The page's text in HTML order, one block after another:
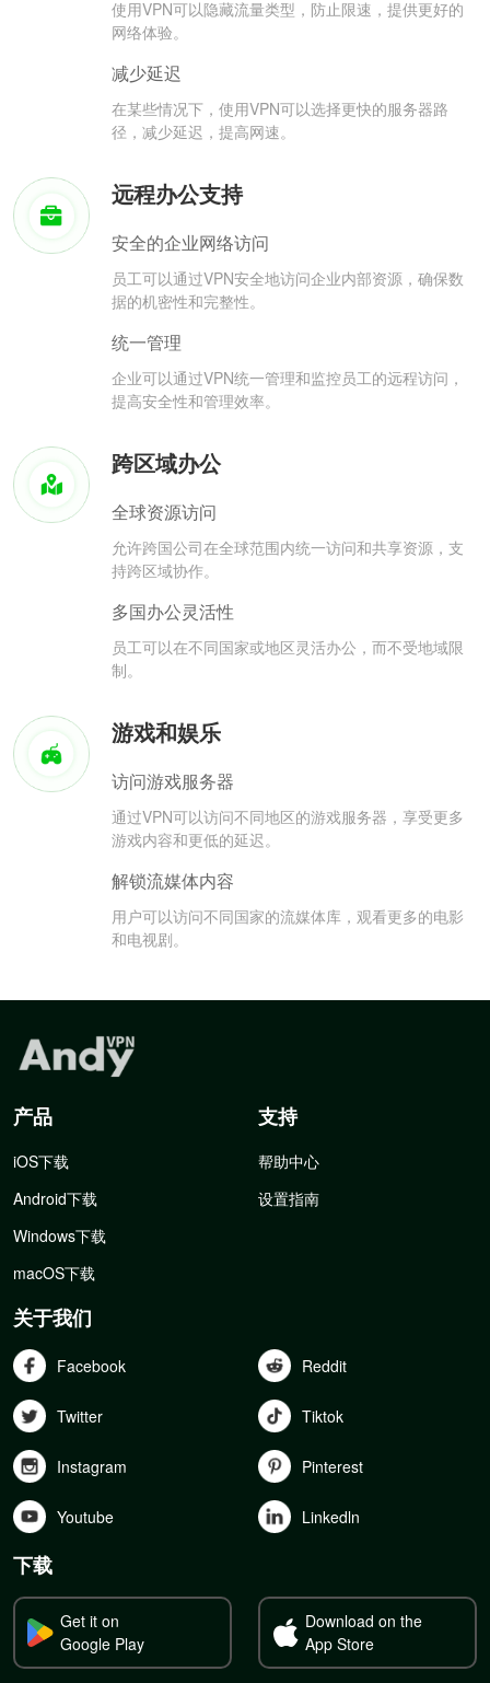
使用VPN可以隐藏流量类型，防止限速，提供更好的
网络体验。
减少延迟
在某些情况下，使用VPN可以选择更快的服务器路
径，减少延迟，提高网速。
远程办公支持
安全的企业网络访问
员工可以通过VPN安全地访问企业内部资源，确保数
据的机密性和完整性。
统一管理
企业可以通过VPN统一管理和监控员工的远程访问，
提高安全性和管理效率。
跨区域办公
全球资源访问
允许跨国公司在全球范围内统一访问和共享资源，支
持跨区域协作。
多国办公灵活性
员工可以在不同国家或地区灵活办公，而不受地域限
制。
游戏和娱乐
访问游戏服务器
通过VPN可以访问不同地区的游戏服务器，享受更多
游戏内容和更低的延迟。
解锁流媒体内容
用户可以访问不同国家的流媒体库，观看更多的电影
和电视剧。
产品
iOS下载
Android下载
Windows下载
macOS下载
支持
帮助中心
设置指南
关于我们
Facebook Reddit
Twitter Tiktok
Instagram Pinterest
Youtube Linkedln
下载
Get it on
Google Play
Download on the
App Store